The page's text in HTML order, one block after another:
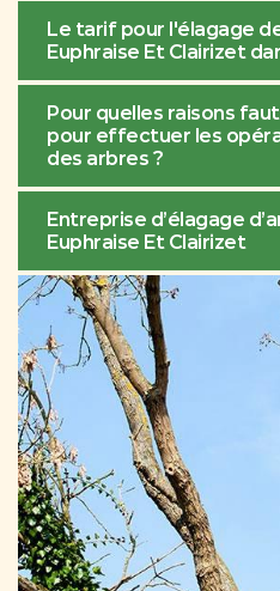
Le tarif pour l'élagage
Euphraise Et Clairizet
Pour quelles raisons
pour effectuer les
des arbres ?
Entreprise d’élagage
Euphraise Et Clairizet